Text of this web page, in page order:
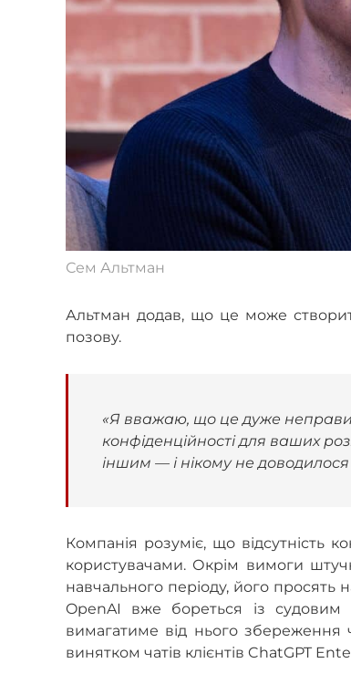
Сем Альтман
Альтман додав, що це може
позову.
«Я вважаю, що це дуже
конфіденційності для ваших
іншим — і нікому не
Компанія розуміє, що
користувачами. Окрім вимоги
навчального періоду, його просять
OpenAI вже бореться із
вимагатиме від нього збереження
винятком чатів клієнтів ChatGPT